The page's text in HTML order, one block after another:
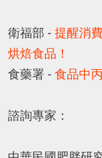
衛福部 -提醒消
烘焙食品！
食藥署 -食品中
諮詢專家：